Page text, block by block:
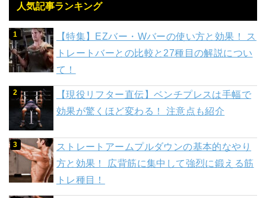
人気記事ランキング
【特集】EZバー・Wバーの使い方と効果！ ス
トレートバーとの比較と27種目の解説につい
て！
【現役リフター直伝】ベンチプレスは手幅で
効果が驚くほど変わる！ 注意点も紹介
ストレートアームプルダウンの基本的なやり
方と効果！ 広背筋に集中して強烈に鍛える筋
トレ種目！